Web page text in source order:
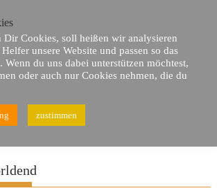
worldend
Cookies, soll heißen wir analysieren
unsere Website und passen so das
Wenn du uns dabei unterstützen möchtest,
oder auch nur Cookies nehmen, die du
zustimmen